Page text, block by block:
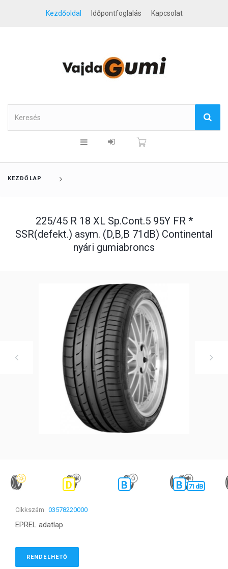
Kezdőoldal Időpontfoglalás Kapcsolat
KEZDŐLAP
225/45 R 18 XL Sp.Cont.5 95Y FR *
SSR(defekt.) asym. (D,B,B 71dB) Continental
nyári gumiabroncs
D B B 71 dB
Cikkszám 03578220000
EPREL adatlap
RENDELHETŐ